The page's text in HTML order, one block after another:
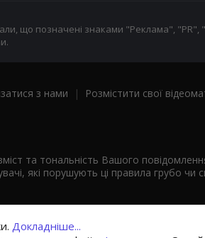
що позначені знаками "Реклама",
з нами | Розмістити свої
та тональність Вашого
які порушують ці правила грубо чи
Докладніше...